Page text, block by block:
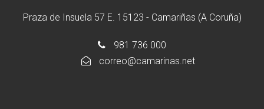
Praza de Insuela 57 E. 15123 - Camariñas (A Coruña)
981 736 000
correo@camarinas.net